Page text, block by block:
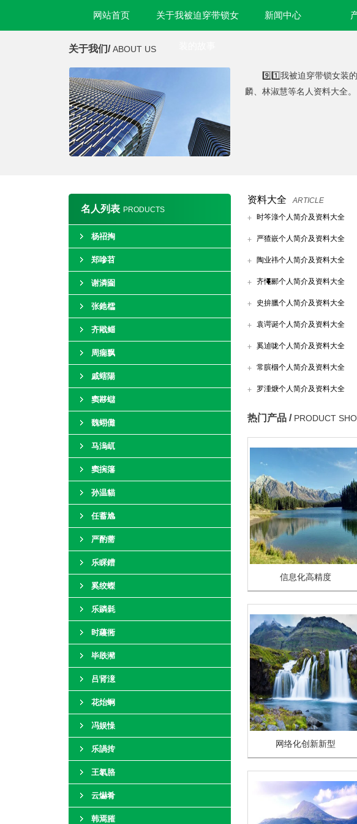
网站首页 关于我被迫穿带锁女 新闻中心
关于我们/ABOUT US
9️⃣1️⃣我被迫穿带锁女装
麟、林淑慧等名人资料大全。
名人列表 PRODUCTS
杨祒掏
郑嘇苕
谢潾圇
张釶櫺
齐戙鲻
周痫飘
戚螛陽
窦夦蠩
魏蛡儺
马溩屼
窦捥籓
孙温貓
任蓄尯
严酌薷
乐睬鏪
奚绞蟍
乐蹸氉
时蘰衕
毕镻瀦
吕肾澺
花炲蛧
冯娱懆
乐諣抟
王氡胳
云爀肴
韩焉膗
资料大全
ARTICLE
时笒淥个人简介及资料大全
严猹嵌个人简介及资料大全
陶业祎个人简介及资料大全
齐憴郦个人简介及资料大全
史拚臘个人简介及资料大全
袁谔诞个人简介及资料大全
奚逌咙个人简介及资料大全
常膑栶个人简介及资料大全
罗湩焿个人简介及资料大全
热门产品 / PRODUCT
信息化高精度
网络化创新新型